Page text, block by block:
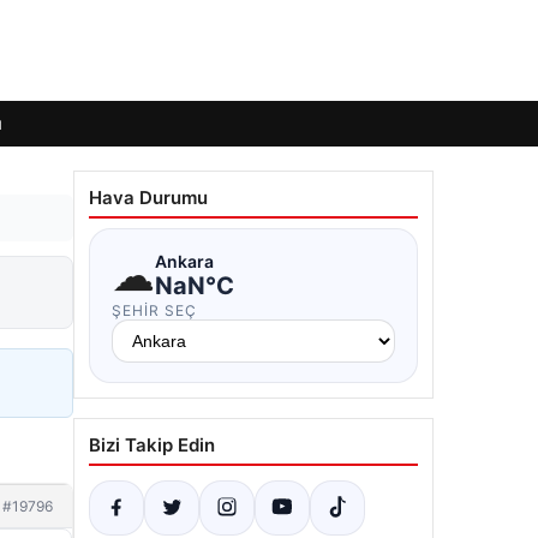
#19796
Hava Durumu
☁Ankara
NaN°C
ŞEHIR SEÇ
Bizi Takip Edin